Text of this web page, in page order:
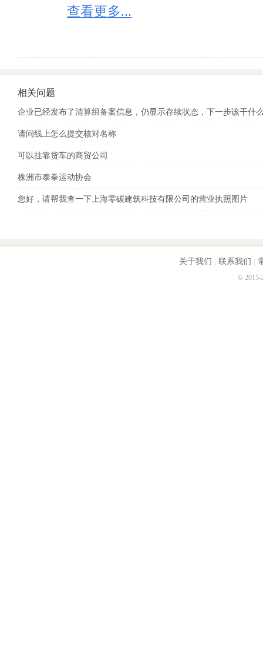
7.住所使用证明。
8.《企业名称预先核准通知书》。
查看更多...
相关问题
企业已经发布了清算组备案信息，仍显示存续状态，下一步该干什
请问线上怎么提交核对名称
可以挂靠货车的商贸公司
株洲市泰拳运动协会
您好，请帮我查一下上海零碳建筑科技有限公司的营业执照图片
关于我们 联系我们
© 2015-